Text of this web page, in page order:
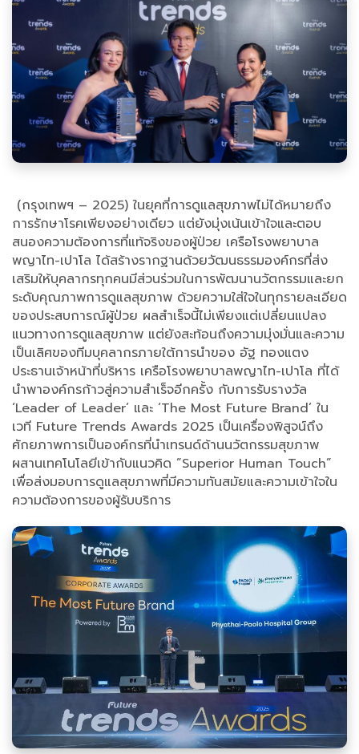
(กรุงเทพฯ – 2025) ในยุคที่การดูแลสุขภาพไม่ได้หมายถึง
การรักษาโรคเพียงอย่างเดียว แต่ยังมุ่งเน้นเข้าใจและตอบ
สนองความต้องการที่แท้จริงของผู้ป่วย เครือโรงพยาบาล
พญาไท-เปาโล ได้สร้างรากฐานด้วยวัฒนธรรมองค์กรที่ส่ง
เสริมให้บุคลากรทุกคนมีส่วนร่วมในการพัฒนานวัตกรรมและยก
ระดับคุณภาพการดูแลสุขภาพ ด้วยความใส่ใจในทุกรายละเอียด
ของประสบการณ์ผู้ป่วย ผลสำเร็จนี้ไม่เพียงแต่เปลี่ยนแปลง
แนวทางการดูแลสุขภาพ แต่ยังสะท้อนถึงความมุ่งมั่นและความ
เป็นเลิศของทีมบุคลากรภายใต้การนำของ อัฐ ทองแตง
ประธานเจ้าหน้าที่บริหาร เครือโรงพยาบาลพญาไท-เปาโล ที่ได้
นำพาองค์กรก้าวสู่ความสำเร็จอีกครั้ง กับการรับรางวัล
‘Leader of Leader’ และ ‘The Most Future Brand’ ใน
เวที Future Trends Awards 2025 เป็นเครื่องพิสูจน์ถึง
ศักยภาพการเป็นองค์กรที่นำเทรนด์ด้านนวัตกรรมสุขภาพ
ผสานเทคโนโลยีเข้ากับแนวคิด ”Superior Human Touch”
เพื่อส่งมอบการดูแลสุขภาพที่มีความทันสมัยและความเข้าใจใน
ความต้องการของผู้รับบริการ